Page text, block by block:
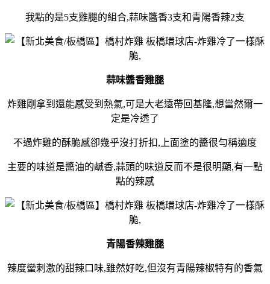
我點的是5支雞腿的組合,蒜味醬香3支和青陽香辣2支
蒜味醬香雞腿
炸雞剛拿到還能感受到熱氣,可是大老遠帶回基隆,想當然爾一
定是冷透了
不過炸雞的酥脆感卻幾乎沒打折扣,上面塗的醬很勻稱適度
主要的味道是醬油的鹹香,蒜頭的味道反而不是很明顯,有一點
點的辣感
青陽香辣雞腿
辣度蠻剌激的甜辣口味,雖然好吃,但沒有青陽辣椒特有的香氣